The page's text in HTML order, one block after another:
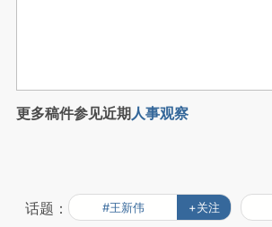
更多稿件参见近期人事观察
话题： #王新伟 +关注